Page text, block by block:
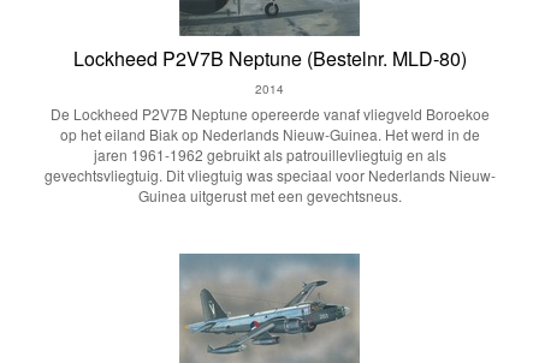
Lockheed P2V7B Neptune (Bestelnr. MLD-80)
2014
De Lockheed P2V7B Neptune opereerde vanaf vliegveld Boroekoe
op het eiland Biak op Nederlands Nieuw-Guinea. Het werd in de
jaren 1961-1962 gebruikt als patrouillevliegtuig en als
gevechtsvliegtuig. Dit vliegtuig was speciaal voor Nederlands Nieuw-
Guinea uitgerust met een gevechtsneus.